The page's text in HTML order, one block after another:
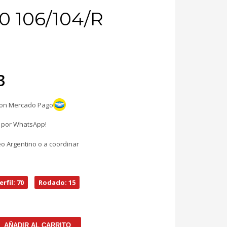
106/104/R
Mercado Pago
WhatsApp!
Argentino o a coordinar
70 Rodado: 15
AÑADIR AL CARRITO